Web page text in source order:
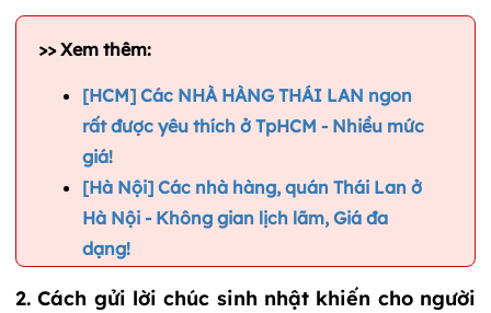
>> Xem thêm:
[HCM] Các NHÀ HÀNG THÁI LAN ngon
rất được yêu thích ở TpHCM - Nhiều mức
giá!
[Hà Nội] Các nhà hàng, quán Thái Lan ở
Hà Nội - Không gian lịch lãm, Giá đa
dạng!
2. Cách gửi lời chúc sinh nhật khiến cho người